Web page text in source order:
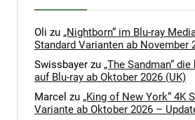
Oli zu „Nightborn“ im Blu-ray
Standard Varianten ab November
Swissbayer zu „The Sandman“
auf Blu-ray ab Oktober 2026 (UK)
Marcel zu „King of New York“ 4K
Variante ab Oktober 2026 –